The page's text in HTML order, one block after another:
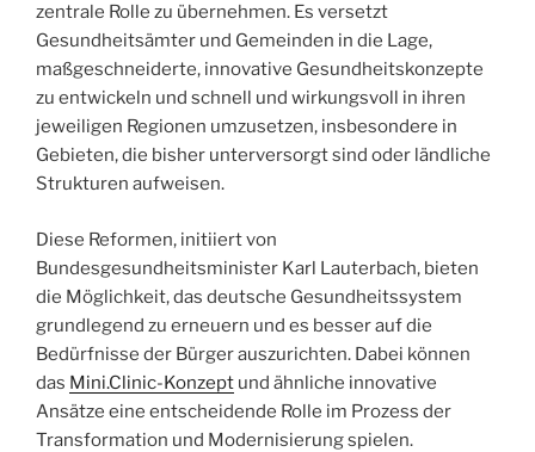
zentrale Rolle zu übernehmen. Es versetzt
Gesundheitsämter und Gemeinden in die Lage,
maßgeschneiderte, innovative Gesundheitskonzepte
zu entwickeln und schnell und wirkungsvoll in ihren
jeweiligen Regionen umzusetzen, insbesondere in
Gebieten, die bisher unterversorgt sind oder ländliche
Strukturen aufweisen.
Diese Reformen, initiiert von
Bundesgesundheitsminister Karl Lauterbach, bieten
die Möglichkeit, das deutsche Gesundheitssystem
grundlegend zu erneuern und es besser auf die
Bedürfnisse der Bürger auszurichten. Dabei können
das Mini.Clinic-Konzept und ähnliche innovative
Ansätze eine entscheidende Rolle im Prozess der
Transformation und Modernisierung spielen.